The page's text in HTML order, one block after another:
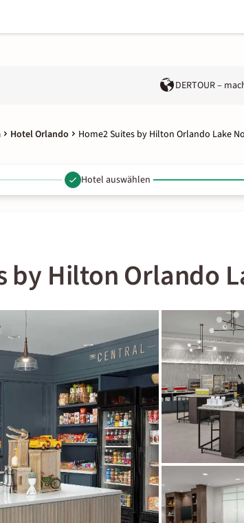
DERTOUR –
Hotel Orlando Home2 Suites by Hilton Orlando Lake
Hotel auswählen
by Hilton Orlando